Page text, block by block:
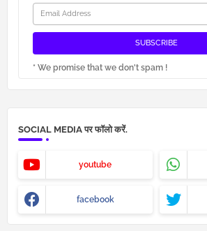
* We promise that we don't spam !
SOCIAL MEDIA पर फॉलो करें.
youtube
facebook